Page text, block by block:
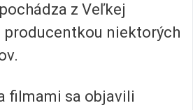
z Veľkej
producentkou niektorých
filmami sa objavili